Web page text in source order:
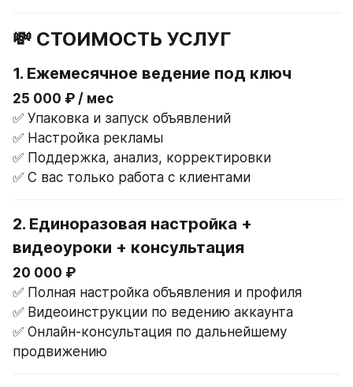
💸 СТОИМОСТЬ УСЛУГ
1. Ежемесячное ведение под ключ
25 000 ₽ / мес
✅ Упаковка и запуск объявлений
✅ Настройка рекламы
✅ Поддержка, анализ, корректировки
✅ С вас только работа с клиентами
2. Единоразовая настройка +
видеоуроки + консультация
20 000 ₽
✅ Полная настройка объявления и профиля
✅ Видеоинструкции по ведению аккаунта
✅ Онлайн-консультация по дальнейшему
продвижению